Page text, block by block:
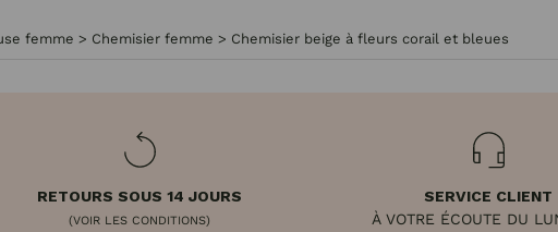
femme > Chemisier femme > Chemisier beige à fleurs corail et bleues
RETOURS SOUS 14 JOURS
(VOIR LES CONDITIONS)
SERVICE CLIENT
À VOTRE ÉCOUTE DU